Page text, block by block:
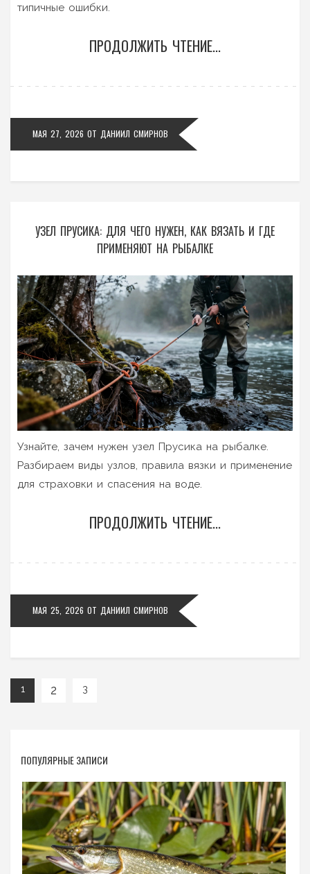
типичные ошибки.
ПРОДОЛЖИТЬ ЧТЕНИЕ...
МАЯ 27, 2026 ОТ ДАНИИЛ СМИРНОВ
УЗЕЛ ПРУСИКА: ДЛЯ ЧЕГО НУЖЕН, КАК ВЯЗАТЬ И ГДЕ
ПРИМЕНЯЮТ НА РЫБАЛКЕ
Узнайте, зачем нужен узел Прусика на рыбалке.
Разбираем виды узлов, правила вязки и применение
для страховки и спасения на воде.
ПРОДОЛЖИТЬ ЧТЕНИЕ...
МАЯ 25, 2026 ОТ ДАНИИЛ СМИРНОВ
1 2 3
ПОПУЛЯРНЫЕ ЗАПИСИ